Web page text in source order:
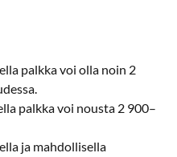
palkka voi olla noin 2
palkka voi nousta 2 900–
ja mahdollisella